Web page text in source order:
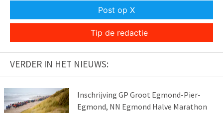
Post op X
Tip de redactie
VERDER IN HET NIEUWS:
Inschrijving GP Groot Egmond-Pier-
Egmond, NN Egmond Halve Marathon